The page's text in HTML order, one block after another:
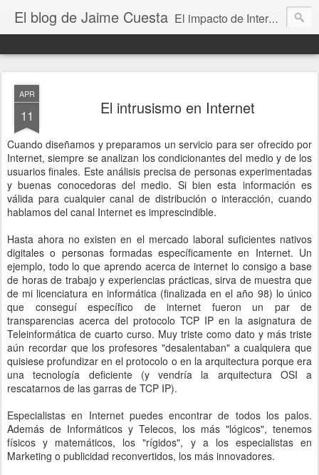
El blog de Jaime Cuesta El impacto de Internet en la sociedad visto con mis propios ojos
APR
11 El intrusismo en Internet
Cuando diseñamos y preparamos un servicio para ser ofrecido por
Internet, siempre se analizan los condicionantes del medio y de los
usuarios finales. Este análisis precisa de personas experimentadas
y buenas conocedoras del medio. Si bien esta información es
válida para cualquier canal de distribución o interacción, cuando
hablamos del canal Internet es imprescindible.
Hasta ahora no existen en el mercado laboral suficientes nativos
digitales o personas formadas específicamente en Internet. Un
ejemplo, todo lo que aprendo acerca de internet lo consigo a base
de horas de trabajo y experiencias prácticas, sirva de muestra que
de mi licenciatura en informática (finalizada en el año 98) lo único
que conseguí específico de internet fueron un par de
transparencias acerca del protocolo TCP IP en la asignatura de
Teleinformática de cuarto curso. Muy triste como dato y más triste
aún recordar que los profesores "desalentaban" a cualquiera que
quisiese profundizar en el protocolo o en la arquitectura porque era
una tecnología deficiente (y vendría la arquitectura OSI a
rescatarnos de las garras de TCP IP).
Especialistas en Internet puedes encontrar de todos los palos.
Además de Informáticos y Telecos, los más "lógicos", tenemos
físicos y matemáticos, los "rígidos", y a los especialistas en
Marketing o publicidad reconvertidos, los más innovadores.